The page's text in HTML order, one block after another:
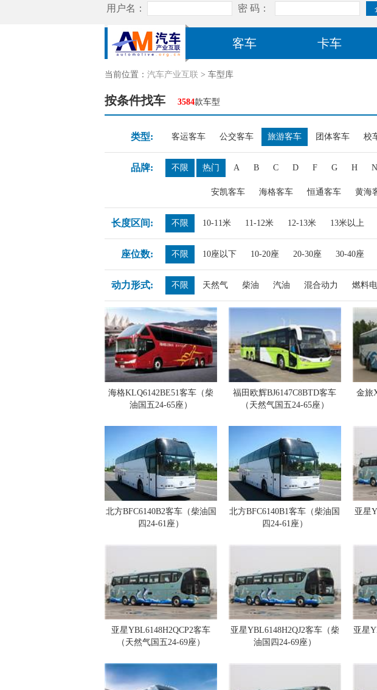
客车 卡车
当前位置： 汽车产业互联 > 车型库
按条件找车 3584款车型
类型: 客运客车 公交客车 旅游客车 团体客车 校
品牌: 不限 热门 A B C D F G H N
安凯客车 海格客车 恒通客车 黄海
长度区间: 不限 10-11米 11-12米 12-13米 13米以上
座位数: 不限 10座以下 10-20座 20-30座 30-40座
动力形式: 不限 天然气 柴油 汽油 混合动力 燃料
海格KLQ6142BE51客车（柴
油国五24-65座）
福田欧辉BJ6147C8BTD客车
（天然气国五24-65座）
金旅
北方BFC6140B2客车（柴油国
四24-61座）
北方BFC6140B1客车（柴油国
四24-61座）
亚星
亚星YBL6148H2QCP2客车
（天然气国五24-69座）
亚星YBL6148H2QJ2客车（柴
油国四24-69座）
亚星